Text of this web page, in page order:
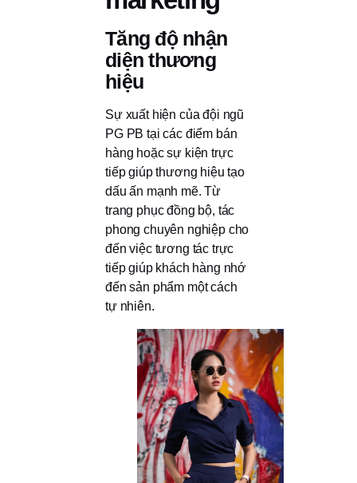
Tăng độ nhận
diện thương
hiệu
Sự xuất hiện của đội ngũ
PG PB tại các điểm bán
hàng hoặc sự kiện trực
tiếp giúp thương hiệu tạo
dấu ấn mạnh mẽ. Từ
trang phục đồng bộ, tác
phong chuyên nghiệp cho
đến việc tương tác trực
tiếp giúp khách hàng nhớ
đến sản phẩm một cách
tự nhiên.